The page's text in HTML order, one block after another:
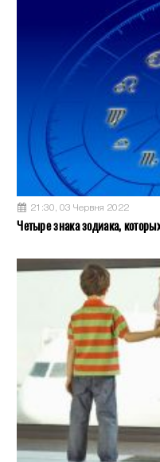
21:30, 03 Червня 2022
Четыре знака зодиака,